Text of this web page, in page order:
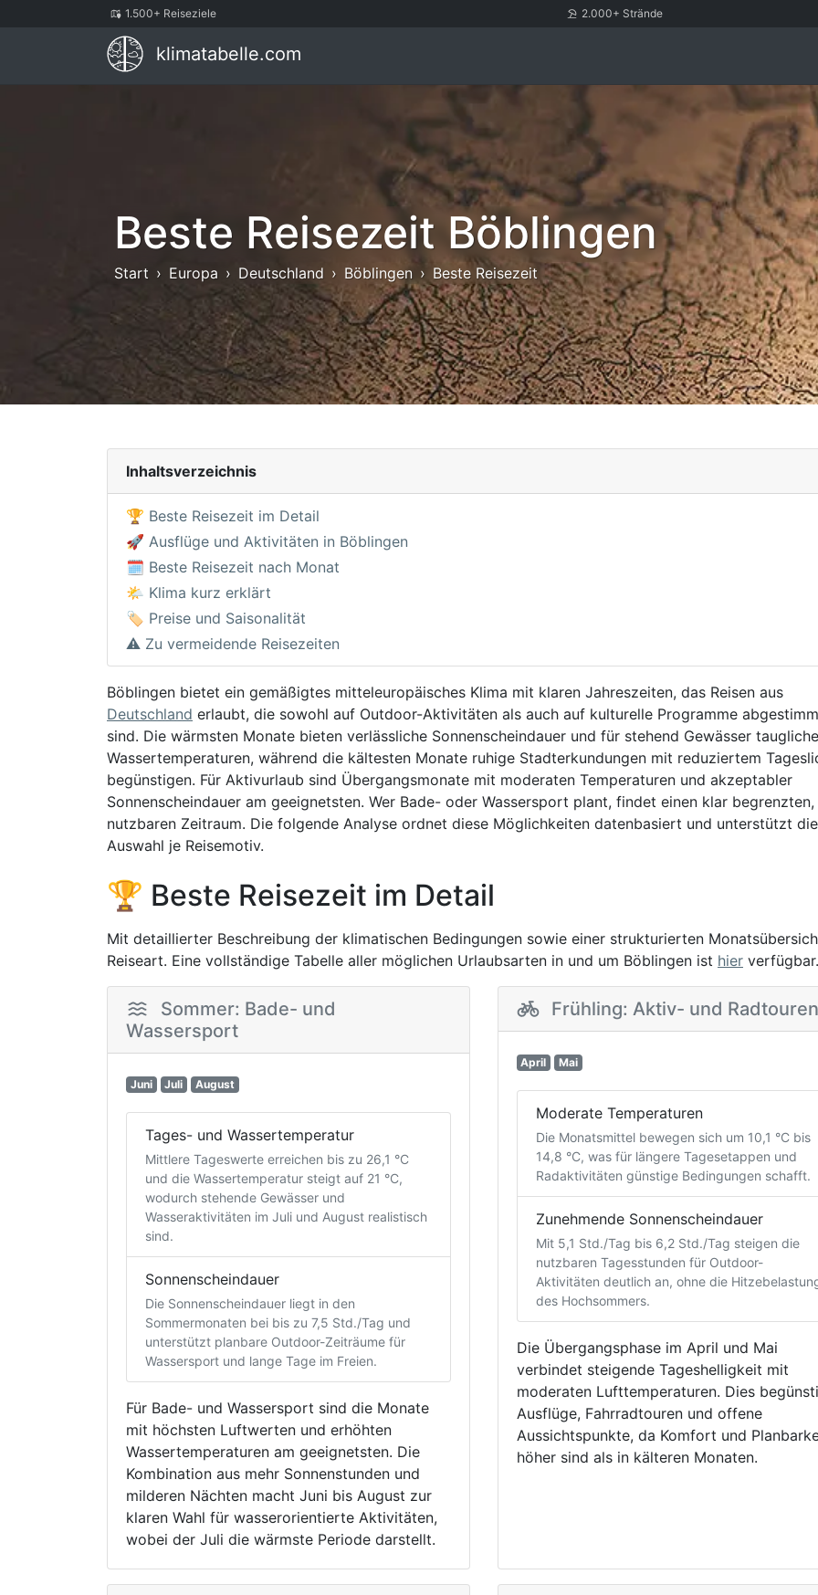
1.500+ Reiseziele 2.000+ Strände
klimatabelle.com
Beste Reisezeit Böblingen
Start Europa Deutschland Böblingen Beste Reisezeit
Inhaltsverzeichnis
🏆 Beste Reisezeit im Detail
🚀 Ausflüge und Aktivitäten in Böblingen
🗓️ Beste Reisezeit nach Monat
🌤️ Klima kurz erklärt
🏷️ Preise und Saisonalität
⚠️ Zu vermeidende Reisezeiten
Böblingen bietet ein gemäßigtes mitteleuropäisches Klima mit klaren Jahreszeiten, das Reisen aus
Deutschland erlaubt, die sowohl auf Outdoor-Aktivitäten als auch auf kulturelle Programme
sind. Die wärmsten Monate bieten verlässliche Sonnenscheindauer und für stehend Gewässer taugliche
Wassertemperaturen, während die kältesten Monate ruhige Stadterkundungen mit reduziertem
begünstigen. Für Aktivurlaub sind Übergangsmonate mit moderaten Temperaturen und akzeptabler
Sonnenscheindauer am geeignetsten. Wer Bade- oder Wassersport plant, findet einen klar
nutzbaren Zeitraum. Die folgende Analyse ordnet diese Möglichkeiten datenbasiert und unterstützt die
Auswahl je Reisemotiv.
🏆 Beste Reisezeit im Detail
Mit detaillierter Beschreibung der klimatischen Bedingungen sowie einer strukturierten
Reiseart. Eine vollständige Tabelle aller möglichen Urlaubsarten in und um Böblingen ist hier verfügbar.
Sommer: Bade- und
Wassersport
Juni Juli August
Tages- und Wassertemperatur
Mittlere Tageswerte erreichen bis zu 26,1 °C
und die Wassertemperatur steigt auf 21 °C,
wodurch stehende Gewässer und
Wasseraktivitäten im Juli und August realistisch
sind.
Sonnenscheindauer
Die Sonnenscheindauer liegt in den
Sommermonaten bei bis zu 7,5 Std./Tag und
unterstützt planbare Outdoor-Zeiträume für
Wassersport und lange Tage im Freien.
Für Bade- und Wassersport sind die Monate
mit höchsten Luftwerten und erhöhten
Wassertemperaturen am geeignetsten. Die
Kombination aus mehr Sonnenstunden und
milderen Nächten macht Juni bis August zur
klaren Wahl für wasserorientierte Aktivitäten,
wobei der Juli die wärmste Periode darstellt.
Frühling: Aktiv- und Radtouren
April Mai
Moderate Temperaturen
Die Monatsmittel bewegen sich um 10,1 °C bis
14,8 °C, was für längere Tagesetappen und
Radaktivitäten günstige Bedingungen schafft.
Zunehmende Sonnenscheindauer
Mit 5,1 Std./Tag bis 6,2 Std./Tag steigen die
nutzbaren Tagesstunden für Outdoor-
Aktivitäten deutlich an, ohne die
des Hochsommers.
Die Übergangsphase im April und Mai
verbindet steigende Tageshelligkeit mit
moderaten Lufttemperaturen. Dies
Ausflüge, Fahrradtouren und offene
Aussichtspunkte, da Komfort und
höher sind als in kälteren Monaten.